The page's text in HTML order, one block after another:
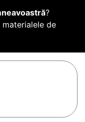
?
de